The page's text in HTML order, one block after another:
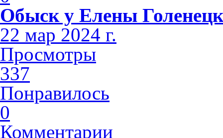
Обыск у Елены
22 мар 2024 г.
Просмотры
337
Понравилось
0
Комментарии